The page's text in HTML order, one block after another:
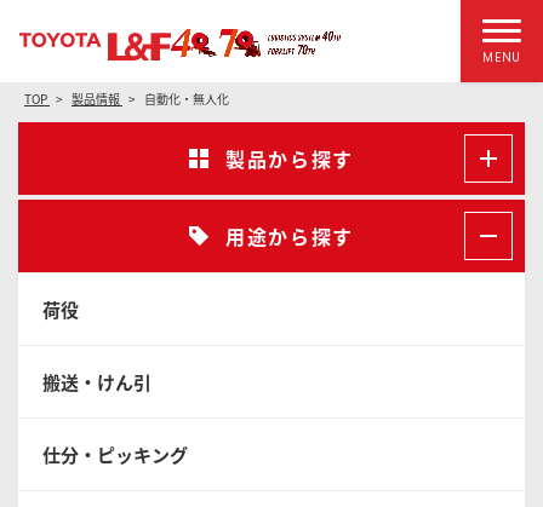
MENU
TOP 製品情報 自動化・無人化
製品から探す
用途から探す
荷役
搬送・けん引
仕分・ピッキング